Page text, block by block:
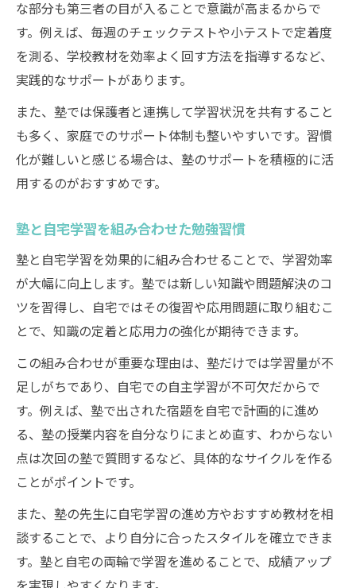
な部分も第三者の目が入ることで意識が高まるからで
す。例えば、毎週のチェックテストや小テストで定着度
を測る、学校教材を効率よく回す方法を指導するなど、
実践的なサポートがあります。
また、塾では保護者と連携して学習状況を共有すること
も多く、家庭でのサポート体制も整いやすいです。習慣
化が難しいと感じる場合は、塾のサポートを積極的に活
用するのがおすすめです。
塾と自宅学習を組み合わせた勉強習慣
塾と自宅学習を効果的に組み合わせることで、学習効率
が大幅に向上します。塾では新しい知識や問題解決のコ
ツを習得し、自宅ではその復習や応用問題に取り組むこ
とで、知識の定着と応用力の強化が期待できます。
この組み合わせが重要な理由は、塾だけでは学習量が不
足しがちであり、自宅での自主学習が不可欠だからで
す。例えば、塾で出された宿題を自宅で計画的に進め
る、塾の授業内容を自分なりにまとめ直す、わからない
点は次回の塾で質問するなど、具体的なサイクルを作る
ことがポイントです。
また、塾の先生に自宅学習の進め方やおすすめ教材を相
談することで、より自分に合ったスタイルを確立できま
す。塾と自宅の両輪で学習を進めることで、成績アップ